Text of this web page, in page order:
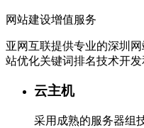
网站建设增值服务
亚网互联提供专业的深圳
站优化关键词排名技术开
云主机
采用成熟的服务器组